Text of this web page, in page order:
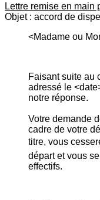
Lettre remise en main
Objet : accord de
<Madame ou
Faisant suite au
adressé le
notre réponse.
Votre demande
cadre de votre
titre, vous
départ et vous
effectifs.